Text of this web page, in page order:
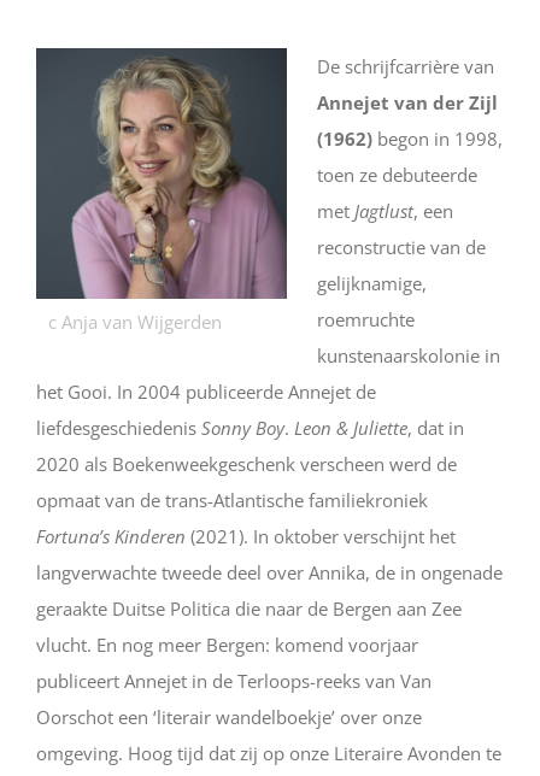
c Anja van Wijgerden
De schrijfcarrière van
Annejet van der Zijl
(1962) begon in 1998,
toen ze debuteerde
met Jagtlust, een
reconstructie van de
gelijknamige,
roemruchte
kunstenaarskolonie in
het Gooi. In 2004 publiceerde Annejet de
liefdesgeschiedenis Sonny Boy. Leon & Juliette, dat in
2020 als Boekenweekgeschenk verscheen werd de
opmaat van de trans-Atlantische familiekroniek
Fortuna’s Kinderen (2021). In oktober verschijnt het
langverwachte tweede deel over Annika, de in ongenade
geraakte Duitse Politica die naar de Bergen aan Zee
vlucht. En nog meer Bergen: komend voorjaar
publiceert Annejet in de Terloops-reeks van Van
Oorschot een ‘literair wandelboekje’ over onze
omgeving. Hoog tijd dat zij op onze Literaire Avonden te